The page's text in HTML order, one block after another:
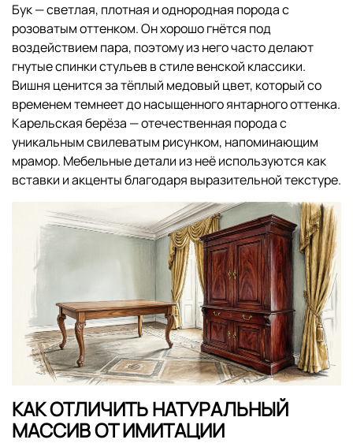
Бук — светлая, плотная и однородная порода с
розоватым оттенком. Он хорошо гнётся под
воздействием пара, поэтому из него часто делают
гнутые спинки стульев в стиле венской классики.
Вишня ценится за тёплый медовый цвет, который со
временем темнеет до насыщенного янтарного оттенка.
Карельская берёза — отечественная порода с
уникальным свилеватым рисунком, напоминающим
мрамор. Мебельные детали из неё используются как
вставки и акценты благодаря выразительной текстуре.
КАК ОТЛИЧИТЬ НАТУРАЛЬНЫЙ
МАССИВ ОТ ИМИТАЦИИ